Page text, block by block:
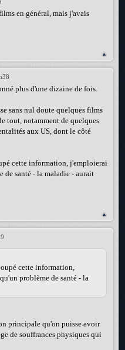
en général, mais j'avais
plus d'une dizaine de fois.
sans nul doute quelques films
tout, notamment de quelques
aux US, dont le côté
cette information, j'emploierai
de santé - la maladie - aurait
cette information,
problème de santé - la
principale qu'on puisse avoir
de souffrances physiques qui